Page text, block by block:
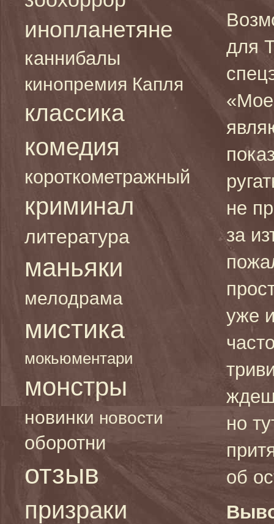
инопланетяне
каннибалы
кинопремия Капля
классика
комедия
короткометражный
криминал
литература
маньяки
мелодрама
мистика
мокьюментари
монстры
новинки новости
оборотни
отзыв
призраки
для
не
за
уже
но
об